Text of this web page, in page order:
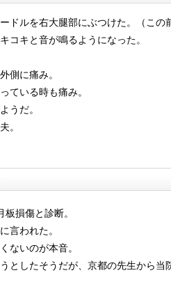
ドルを右大腿部にぶつけた。（この
コキと音が鳴るようになった。
側に痛み。
ている時も痛み。
うだ。
。
損傷と診断。
言われた。
ないのが本音。
としたそうだが、京都の先生から当